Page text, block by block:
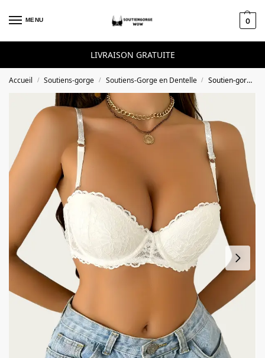
MENU 0
LIVRAISON GRATUITE
Accueil / Soutiens-gorge / Soutiens-Gorge en Dentelle / Soutien-gorge push-up en dentelle sexy